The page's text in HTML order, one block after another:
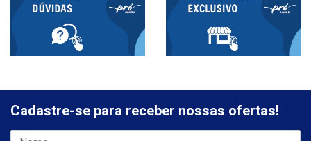
Cadastre-se para receber nossas ofertas!